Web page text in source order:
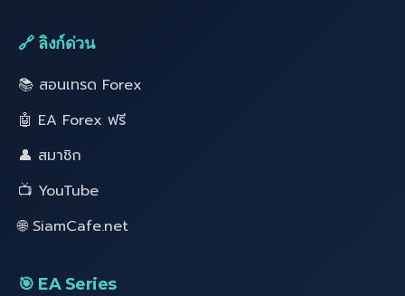
🔗 ลิงก์ด่วน
📚 สอนเทรด Forex
🤖 EA Forex ฟรี
👤 สมาชิก
📺 YouTube
🌐 SiamCafe.net
🎯 EA Series